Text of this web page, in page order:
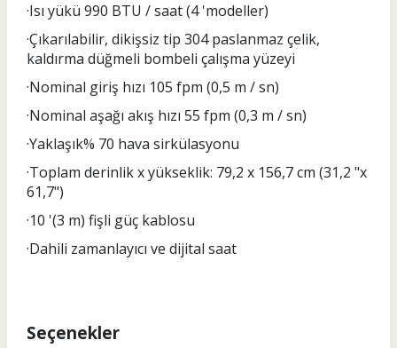
·Isı yükü 990 BTU / saat (4 'modeller)
·Çıkarılabilir, dikişsiz tip 304 paslanmaz çelik,
kaldırma düğmeli bombeli çalışma yüzeyi
·Nominal giriş hızı 105 fpm (0,5 m / sn)
·Nominal aşağı akış hızı 55 fpm (0,3 m / sn)
·Yaklaşık% 70 hava sirkülasyonu
·Toplam derinlik x yükseklik: 79,2 x 156,7 cm (31,2 "x
61,7")
·10 '(3 m) fişli güç kablosu
·Dahili zamanlayıcı ve dijital saat
Seçenekler